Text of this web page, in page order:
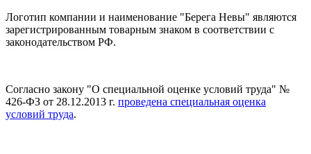
Логотип компании и наименование "Берега Невы" являются
зарегистрированным товарным знаком в соответствии с
законодательством РФ.
Согласно закону "О специальной оценке условий труда" №
426-ФЗ от 28.12.2013 г. проведена специальная оценка
условий труда.